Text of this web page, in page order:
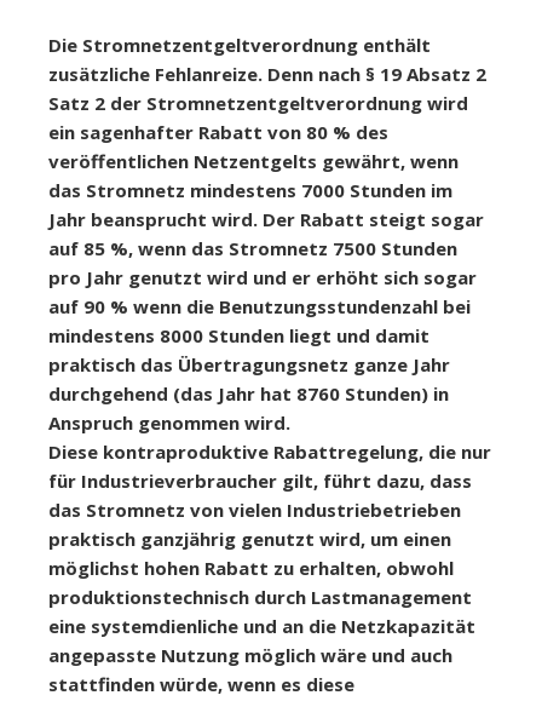
Die Stromnetzentgeltverordnung enthält
zusätzliche Fehlanreize. Denn nach § 19 Absatz 2
Satz 2 der Stromnetzentgeltverordnung wird
ein sagenhafter Rabatt von 80 % des
veröffentlichen Netzentgelts gewährt, wenn
das Stromnetz mindestens 7000 Stunden im
Jahr beansprucht wird. Der Rabatt steigt sogar
auf 85 %, wenn das Stromnetz 7500 Stunden
pro Jahr genutzt wird und er erhöht sich sogar
auf 90 % wenn die Benutzungsstundenzahl bei
mindestens 8000 Stunden liegt und damit
praktisch das Übertragungsnetz ganze Jahr
durchgehend (das Jahr hat 8760 Stunden) in
Anspruch genommen wird.
Diese kontraproduktive Rabattregelung, die nur
für Industrieverbraucher gilt, führt dazu, dass
das Stromnetz von vielen Industriebetrieben
praktisch ganzjährig genutzt wird, um einen
möglichst hohen Rabatt zu erhalten, obwohl
produktionstechnisch durch Lastmanagement
eine systemdienliche und an die Netzkapazität
angepasste Nutzung möglich wäre und auch
stattfinden würde, wenn es diese